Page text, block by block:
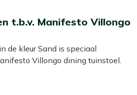
t.b.v. Manifesto Villongo
de kleur Sand is speciaal
Villongo dining tuinstoel.
in de tuin. De zachte vulling zorgt